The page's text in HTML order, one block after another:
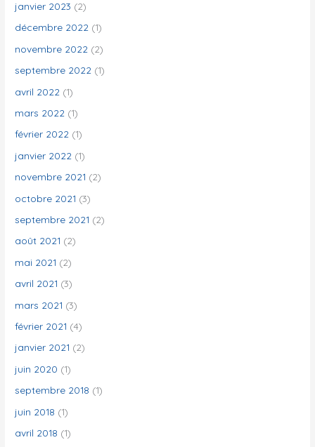
janvier 2023 (2)
décembre 2022 (1)
novembre 2022 (2)
septembre 2022 (1)
avril 2022 (1)
mars 2022 (1)
février 2022 (1)
janvier 2022 (1)
novembre 2021 (2)
octobre 2021 (3)
septembre 2021 (2)
août 2021 (2)
mai 2021 (2)
avril 2021 (3)
mars 2021 (3)
février 2021 (4)
janvier 2021 (2)
juin 2020 (1)
septembre 2018 (1)
juin 2018 (1)
avril 2018 (1)